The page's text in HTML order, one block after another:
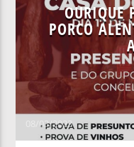
OURIQUE
PORCO
08/03/2023